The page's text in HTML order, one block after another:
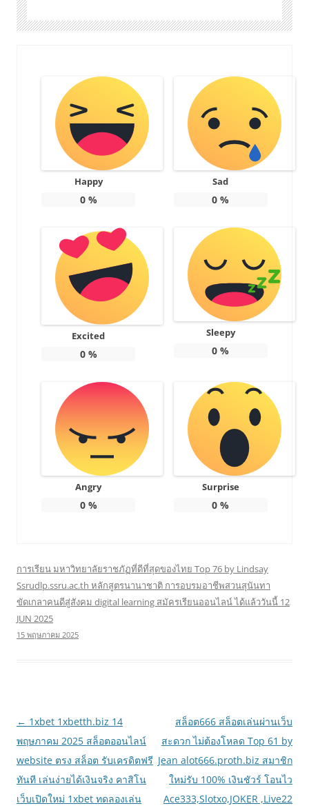
Happy
0%
Sad
0 %
Excited
0%
Sleepy
0 %
Angry
0%
Surprise
0 %
การเรียน มหาวิทยาลัยราชภัฏที่ดีที่สุดของไทย Top 76 by Lindsay
Ssrudlp.ssru.ac.th หลักสูตรนานาชาติ การอบรมอาชีพสวนสุนันทา
ขัดเกลาคนดีสู่สังคม digital learning สมัครเรียนออนไลน์ ได้แล้ววันนี้ 12
JUN 2025
15 พฤษภาคม 2025
เมนู
นำทาง
เรื่อง
← 1xbet 1xbetth.biz 14
พฤษภาคม 2025 สล็อตออนไลน์
website ตรง สล็อต รับเครดิตฟรี
ทันที เล่นง่ายได้เงินจริง คาสิโน
เว็บเปิดใหม่ 1xbet ทดลองเล่น
สล็อต666 สล็อตเล่นผ่านเว็บ
สะดวก ไม่ต้องโหลด Top 61 by
Jean alot666.proth.biz สมาชิก
ใหม่รับ 100% เงินชัวร์ โอนไว
Ace333,Slotxo,JOKER ,Live22